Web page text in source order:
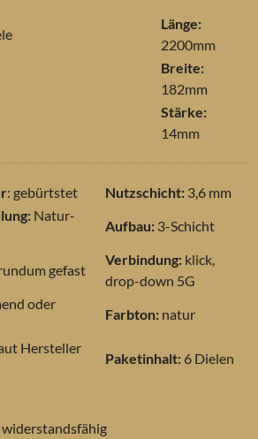
Länge:
2200mm
Breite:
182mm
Stärke:
14mm
: gebürtstet Nutzschicht: 3,6 mm
Natur-
Aufbau: 3-Schicht
gefast
Verbindung: klick,
drop-down 5G
oder
Farbton: natur
Hersteller
Paketinhalt: 6 Dielen